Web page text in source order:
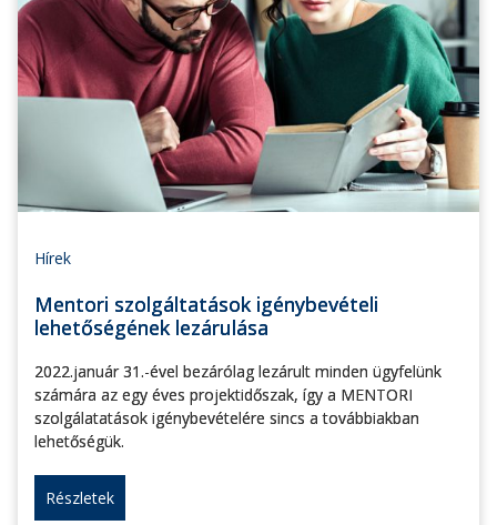
Hírek
Mentori szolgáltatások igénybevételi
lehetőségének lezárulása
2022.január 31.-ével bezárólag lezárult minden ügyfelünk
számára az egy éves projektidőszak, így a MENTORI
szolgálatatások igénybevételére sincs a továbbiakban
lehetőségük.
Részletek